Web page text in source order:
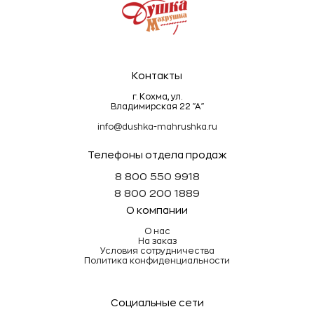
Контакты
г. Кохма, ул.
Владимирская 22 "А"
info@dushka-mahrushka.ru
Телефоны отдела продаж
8 800 550 9918
8 800 200 1889
О компании
О нас
На заказ
Условия сотрудничества
Политика конфиденциальности
Социальные сети